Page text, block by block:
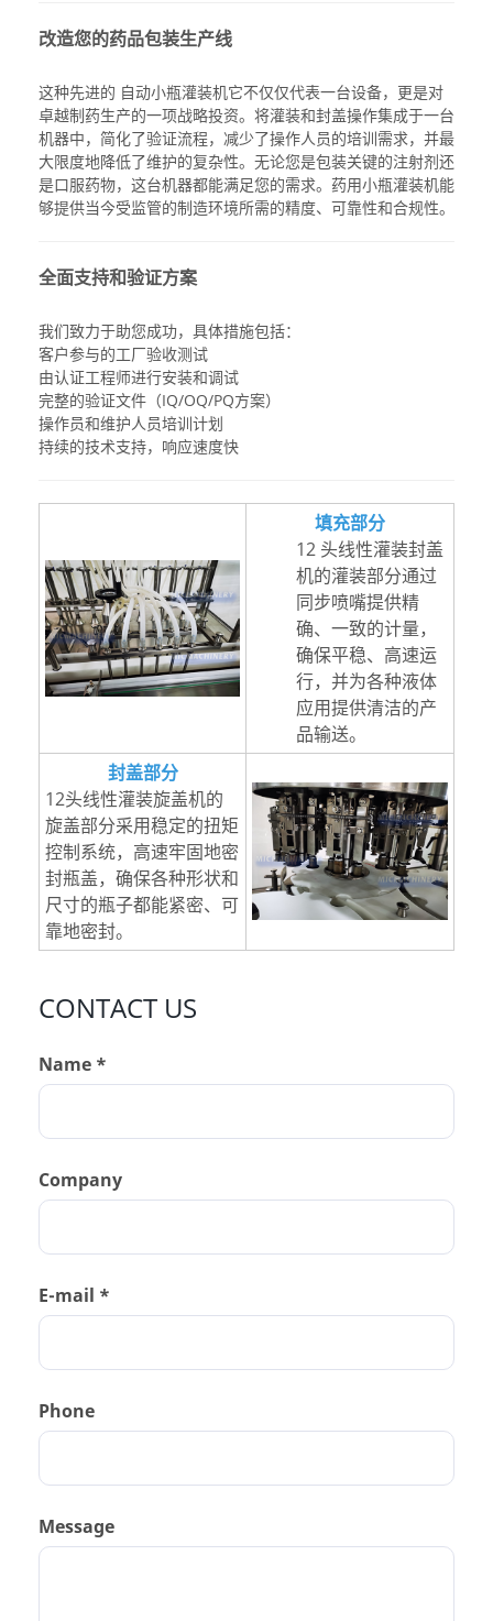
改造您的药品包装生产线
这种先进的 自动小瓶灌装机它不仅仅代表一台设备，更是对
卓越制药生产的一项战略投资。将灌装和封盖操作集成于一台
机器中，简化了验证流程，减少了操作人员的培训需求，并最
大限度地降低了维护的复杂性。无论您是包装关键的注射剂还
是口服药物，这台机器都能满足您的需求。 药用小瓶灌装机能
够提供当今受监管的制造环境所需的精度、可靠性和合规性。
全面支持和验证方案
我们致力于助您成功，具体措施包括：
客户参与的工厂验收测试
由认证工程师进行安装和调试
完整的验证文件（IQ/OQ/PQ方案）
操作员和维护人员培训计划
持续的技术支持，响应速度快
填充部分
12 头线性灌装封盖
机的灌装部分通过
同步喷嘴提供精
确、一致的计量，
确保平稳、高速运
行，并为各种液体
应用提供清洁的产
品输送。
封盖部分
12头线性灌装旋盖机的
旋盖部分采用稳定的扭矩
控制系统，高速牢固地密
封瓶盖，确保各种形状和
尺寸的瓶子都能紧密、可
靠地密封。
CONTACT US
Name *
Company
E-mail *
Phone
Message